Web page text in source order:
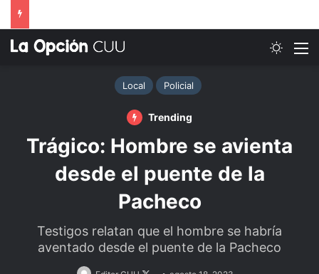
Local Policial
Trending
Trágico: Hombre se avienta
desde el puente de la
Pacheco
Testigos relatan que el hombre se habría
aventado desde el puente de la Pacheco